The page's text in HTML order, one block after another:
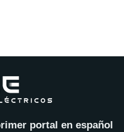
portal en español